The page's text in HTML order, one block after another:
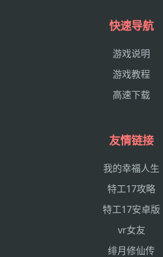
快速导航
游戏说明
游戏教程
高速下载
友情链接
我的幸福人生
特工17攻略
特工17安卓版
vr女友
绯月修仙传